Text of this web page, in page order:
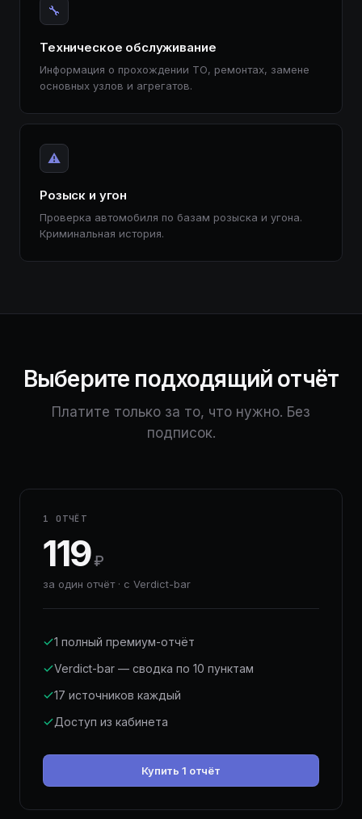
🔧
Техническое обслуживание
Информация о прохождении ТО, ремонтах, замене
основных узлов и агрегатов.
⚠️
Розыск и угон
Проверка автомобиля по базам розыска и угона.
Криминальная история.
Выберите подходящий отчёт
Платите только за то, что нужно. Без
подписок.
1 ОТЧЁТ
119₽
за один отчёт · с Verdict-bar
1 полный премиум-отчёт
Verdict-bar — сводка по 10 пунктам
17 источников каждый
Доступ из кабинета
Купить 1 отчёт